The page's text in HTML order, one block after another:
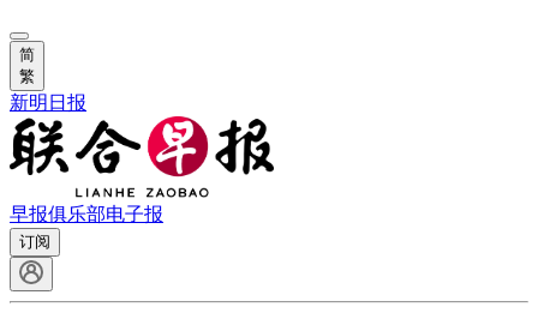
简
繁
新明日报
早报俱乐部电子报
订阅